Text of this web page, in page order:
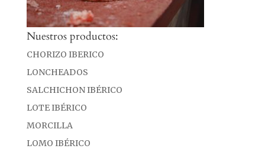
Nuestros productos:
CHORIZO IBERICO
LONCHEADOS
SALCHICHON IBÉRICO
LOTE IBÉRICO
MORCILLA
LOMO IBÉRICO